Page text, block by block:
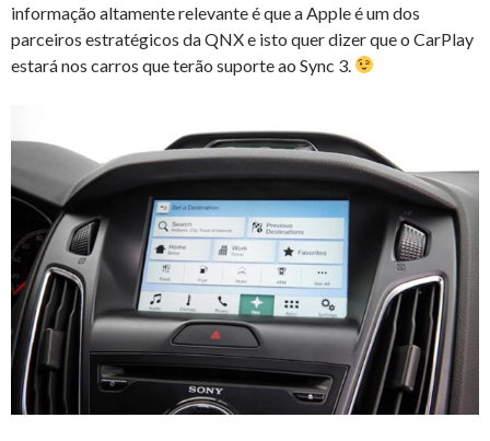
informação altamente relevante é que a Apple é um dos
parceiros estratégicos da QNX e isto quer dizer que o CarPlay
estará nos carros que terão suporte ao Sync 3.